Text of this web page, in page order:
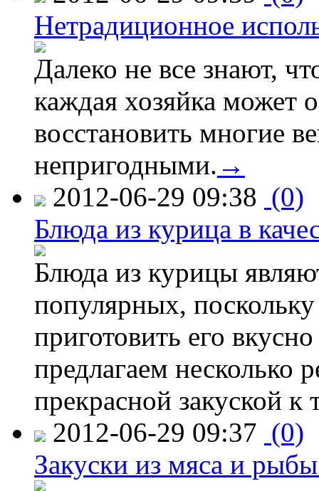
Нетрадиционное
Далеко не все знают,
каждая хозяйка может
восстановить многие
непригодными. →
2012-06-29 09:38 (0)
Блюда из курица в
Блюда из курицы
популярных,
приготовить его
предлагаем несколько
прекрасной закуской
2012-06-29 09:37 (0)
Закуски из мяса и